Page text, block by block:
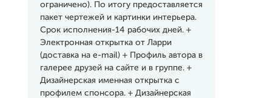
ограничено). По итогу предоставляется
пакет чертежей и картинки интерьера.
Срок исполнения-14 рабочих дней. +
Электронная открытка от Ларри
(доставка на e-mail) + Профиль автора в
галерее друзей на сайте и в группе. +
Дизайнерская именная открытка с
профилем спонсора. + Дизайнерская